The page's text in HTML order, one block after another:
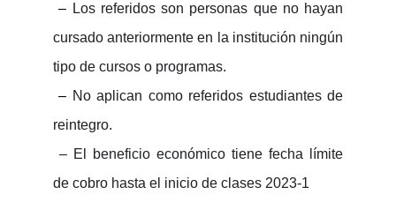
– Los referidos son personas que no hayan
cursado anteriormente en la institución ningún
tipo de cursos o programas.
– No aplican como referidos estudiantes de
reintegro.
– El beneficio económico tiene fecha límite
de cobro hasta el inicio de clases 2023-1